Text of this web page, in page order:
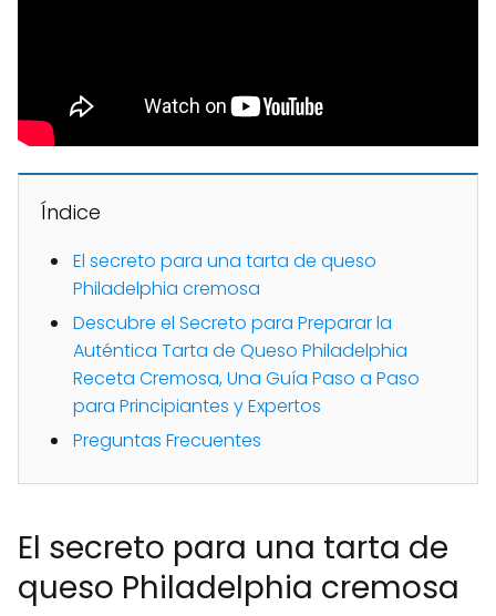
Índice
El secreto para una tarta de queso
Philadelphia cremosa
Descubre el Secreto para Preparar la
Auténtica Tarta de Queso Philadelphia
Receta Cremosa, Una Guía Paso a Paso
para Principiantes y Expertos
Preguntas Frecuentes
El secreto para una tarta de
queso Philadelphia cremosa